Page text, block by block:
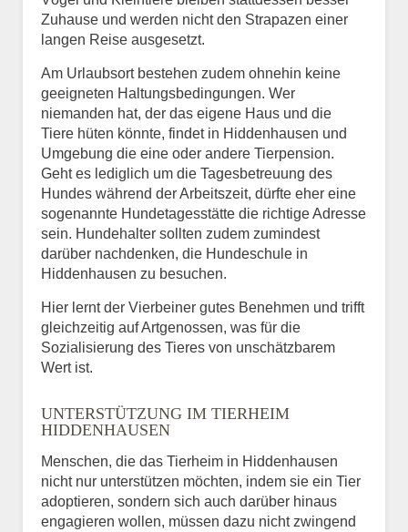
Zuhause und werden nicht den Strapazen einer
langen Reise ausgesetzt.
Am Urlaubsort bestehen zudem ohnehin keine
geeigneten Haltungsbedingungen. Wer
niemanden hat, der das eigene Haus und die
Tiere hüten könnte, findet in Hiddenhausen und
Umgebung die eine oder andere Tierpension.
Geht es lediglich um die Tagesbetreuung des
Hundes während der Arbeitszeit, dürfte eher eine
sogenannte Hundetagesstätte die richtige Adresse
sein. Hundehalter sollten zudem zumindest
darüber nachdenken, die Hundeschule in
Hiddenhausen zu besuchen.
Hier lernt der Vierbeiner gutes Benehmen und trifft
gleichzeitig auf Artgenossen, was für die
Sozialisierung des Tieres von unschätzbarem
Wert ist.
UNTERSTÜTZUNG IM TIERHEIM
HIDDENHAUSEN
Menschen, die das Tierheim in Hiddenhausen
nicht nur unterstützen möchten, indem sie ein Tier
adoptieren, sondern sich auch darüber hinaus
engagieren wollen, müssen dazu nicht zwingend